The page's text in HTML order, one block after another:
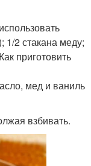
1/2 стакана меду;
приготовить
мед и ваниль
взбивать.